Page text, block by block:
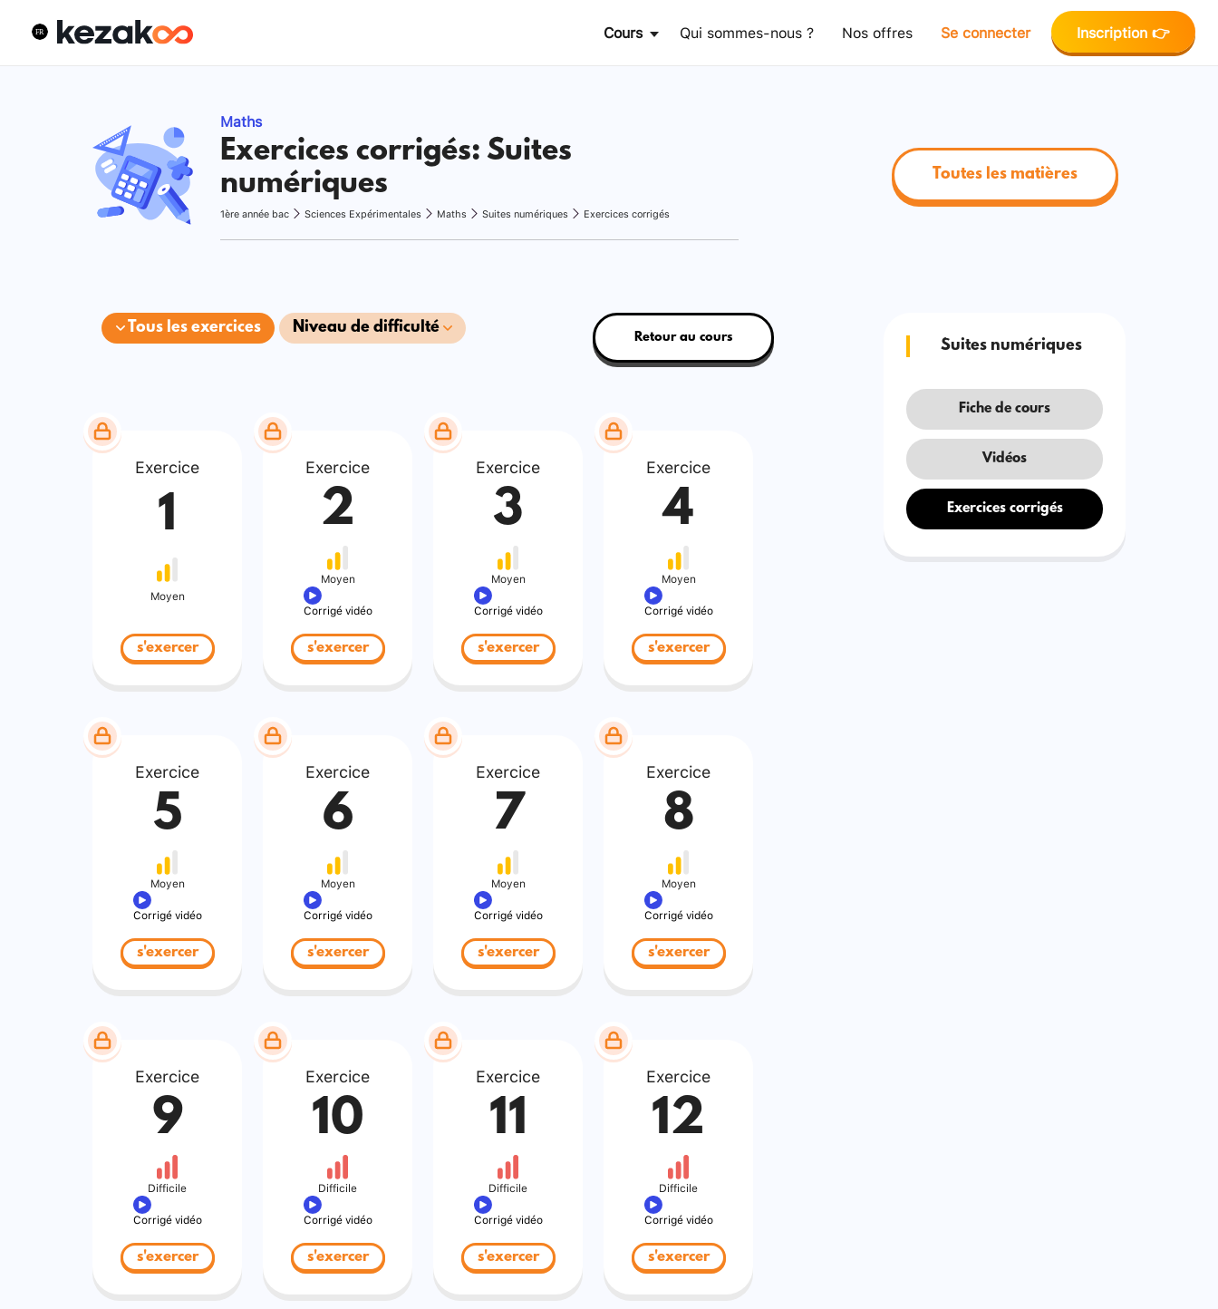
Cours Qui sommes-nous ? Nos offres Se connecter Inscription 👉
Maths
Exercices corrigés: Suites
numériques
1ère année bac Sciences Expérimentales Maths Suites numériques Exercices corrigés
Toutes les matières
Tous les exercices Niveau de difficulté
Retour au cours
Exercice
1
Moyen
s'exercer
Exercice
2
Moyen
Corrigé vidéo
s'exercer
Exercice
3
Moyen
Corrigé vidéo
s'exercer
Exercice
4
Moyen
Corrigé vidéo
s'exercer
Exercice
5
Moyen
Corrigé vidéo
s'exercer
Exercice
6
Moyen
Corrigé vidéo
s'exercer
Exercice
7
Moyen
Corrigé vidéo
s'exercer
Exercice
8
Moyen
Corrigé vidéo
s'exercer
Exercice
9
Difficile
Corrigé vidéo
s'exercer
Exercice
10
Difficile
Corrigé vidéo
s'exercer
Exercice
11
Difficile
Corrigé vidéo
s'exercer
Exercice
12
Difficile
Corrigé vidéo
s'exercer
Suites numériques
Fiche de cours
Vidéos
Exercices corrigés